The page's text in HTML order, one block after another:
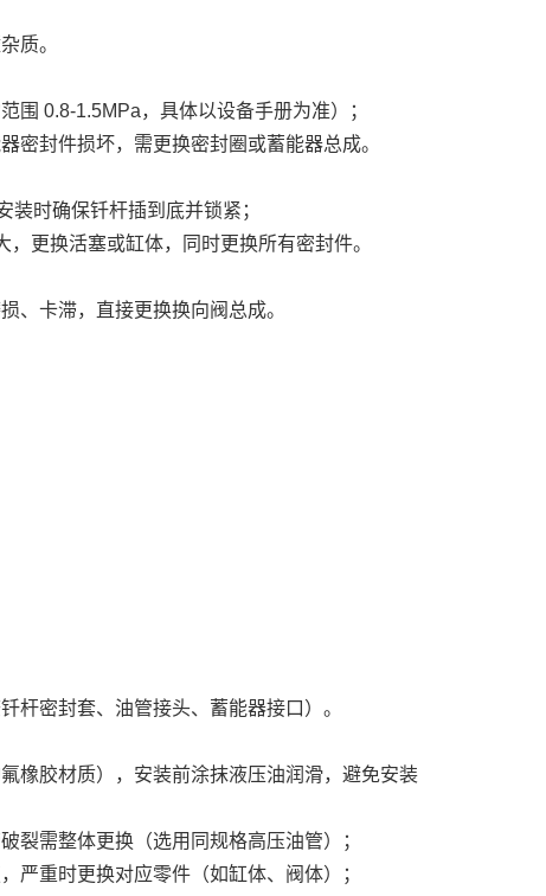
质。
围 0.8-1.5MPa，具体以设备手册为准）；
密封件损坏，需更换密封圈或蓄能器总成。
时确保钎杆插到底并锁紧；
更换活塞或缸体，同时更换所有密封件。
、卡滞，直接更换换向阀总成。
杆密封套、油管接头、蓄能器接口）。
橡胶材质），安装前涂抹液压油润滑，避免安装
裂需整体更换（选用同规格高压油管）；
严重时更换对应零件（如缸体、阀体）；